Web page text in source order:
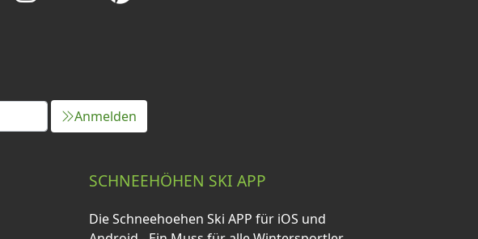
Anmelden
SCHNEEHÖHEN SKI APP
Die Schneehoehen Ski APP für iOS und